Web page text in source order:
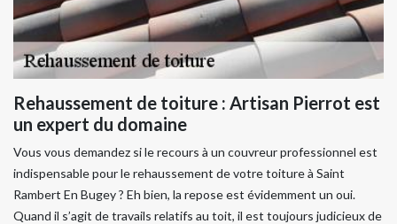
Rehaussement de toiture : Artisan Pierrot est
un expert du domaine
Vous vous demandez si le recours à un couvreur professionnel est
indispensable pour le rehaussement de votre toiture à Saint
Rambert En Bugey ? Eh bien, la repose est évidemment un oui.
Quand il s’agit de travails relatifs au toit, il est toujours judicieux de